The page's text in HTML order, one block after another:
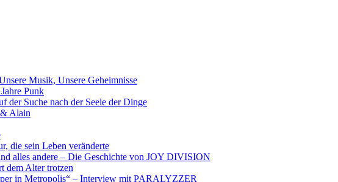
Musik, Unsere Geheimnisse
Punk
Suche nach der Seele der Dinge
Alain
die sein Leben veränderte
alles andere – Die Geschichte von JOY DIVISION
dem Alter trotzen
in Metropolis“ – Interview mit PARALYZZER